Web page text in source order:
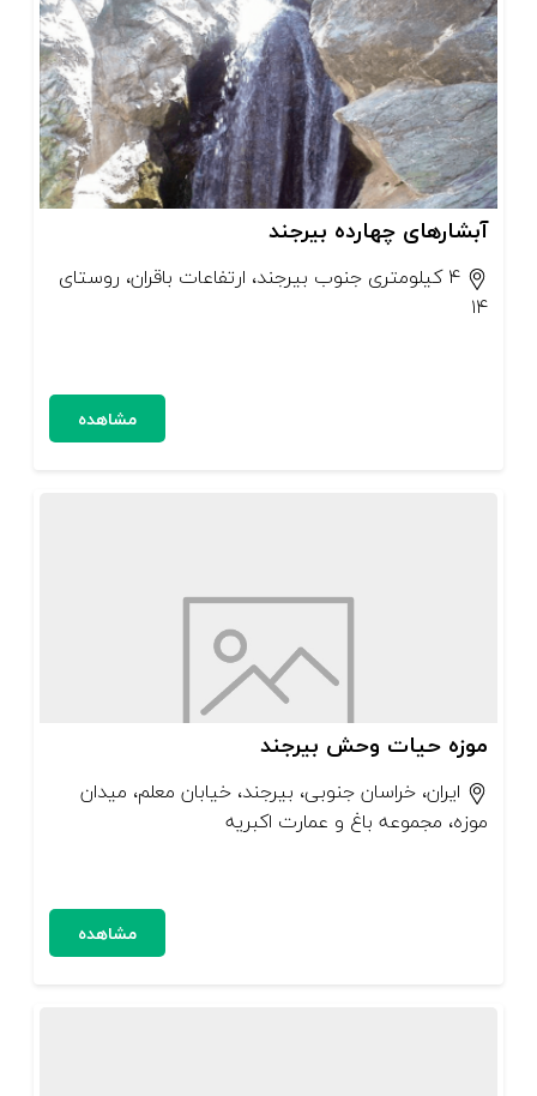
آبشارهای چهارده بیرجند
4 کیلومتری جنوب بیرجند، ارتفاعات باقران، روستای
۱۴
مشاهده
موزه حیات وحش بیرجند
ایران، خراسان جنوبی، بیرجند، خیابان معلم، میدان
موزه، مجموعه باغ و عمارت اکبریه
مشاهده